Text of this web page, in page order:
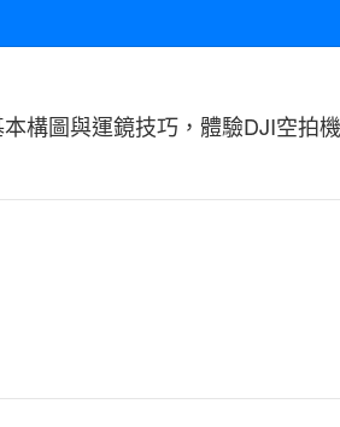
構圖與運鏡技巧，體驗DJI空拍